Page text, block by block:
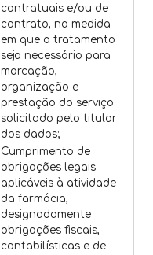
contratuais e/ou de
contrato, na medida
em que o tratamento
seja necessário para
marcação,
organização e
prestação do serviço
solicitado pelo titular
dos dados;
Cumprimento de
obrigações legais
aplicáveis à atividade
da farmácia,
designadamente
obrigações fiscais,
contabilísticas e de